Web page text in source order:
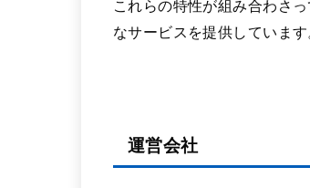
これらの特性が組み合わさ
なサービスを提供しています
運営会社